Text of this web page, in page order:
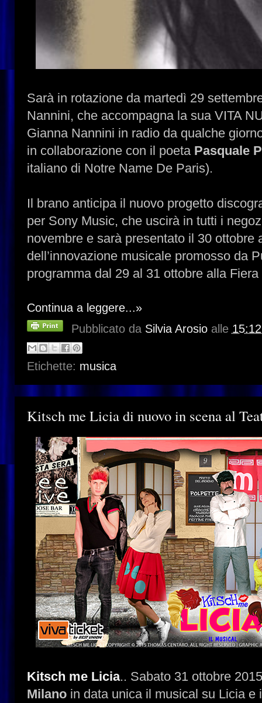
Sarà in rotazione da martedì 29
Nannini, che accompagna la sua VITA
Gianna Nannini in radio da qualche
in collaborazione con il poetaPasquale
italiano di Notre Name De Paris).
Il brano anticipa il nuovo progetto
per Sony Music, che uscirà in tutti i
novembre e sarà presentato il 30 ottobre
dell’innovazione musicale promosso da
programma dal 29 al 31 ottobre alla
Continua a leggere...»
Pubblicato da Silvia Arosio alle
Etichette: musica
Kitsch me Licia di nuovo in scena al
Kitsch me Licia.. Sabato 31 ottobre
Milano in data unica il musical su Licia e